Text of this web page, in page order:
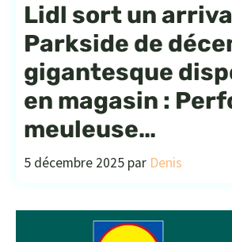
Lidl sort un
Parkside de
gigantesque
en magasin :
meuleuse…
5 décembre 2025 par Denis